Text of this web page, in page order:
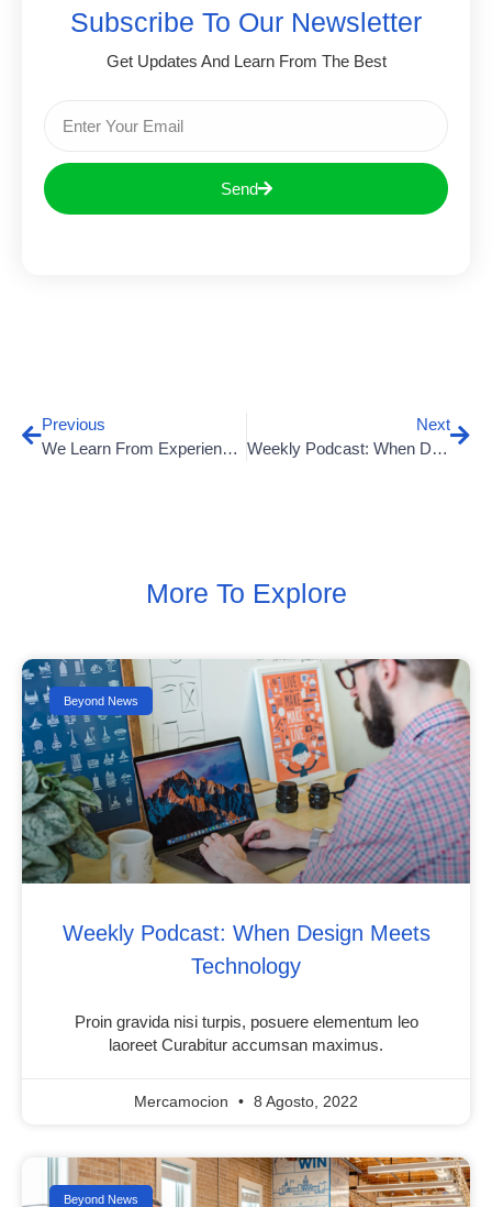
Subscribe To Our Newsletter
Get Updates And Learn From The Best
Send
Previous
We Learn From Experience And Past Mistakes
Next
Weekly Podcast: When Design Meets Technology
More To Explore
Beyond News
Weekly Podcast: When Design Meets
Technology
Proin gravida nisi turpis, posuere elementum leo
laoreet Curabitur accumsan maximus.
Mercamocion 8 Agosto, 2022
Beyond News